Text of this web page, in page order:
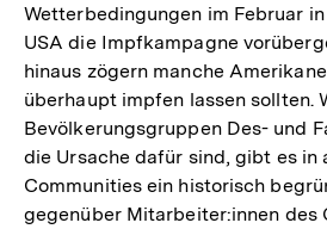
Wetterbedingungen im Februar
USA die Impfkampagne
hinaus zögern manche
überhaupt impfen lassen sollten.
Bevölkerungsgruppen Des- und
die Ursache dafür sind, gibt es in
Communities ein historisch
gegenüber Mitarbeiter:innen des